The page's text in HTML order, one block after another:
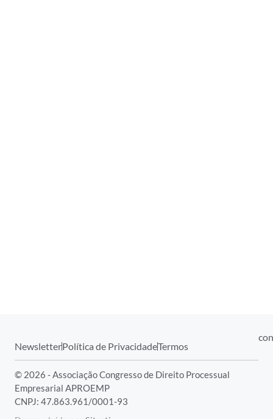
NewsletterPolítica de PrivacidadeTermos
© 2026 - Associação Congresso de Direito Processual
Empresarial APROEMP
CNPJ: 47.863.961/0001-93